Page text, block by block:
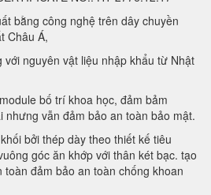
bằng công nghệ trên dây chuyền
Châu Á,
với nguyên vật liệu nhập khẩu từ Nhật
bố trí khoa học, đảm bảm
vẫn đảm bảo an toàn bảo mật.
bởi thép dày theo thiết kế tiêu
góc ăn khớp với thân két bạc. tạo
đảm bảo an toàn chống khoan